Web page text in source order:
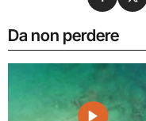
Da non perdere